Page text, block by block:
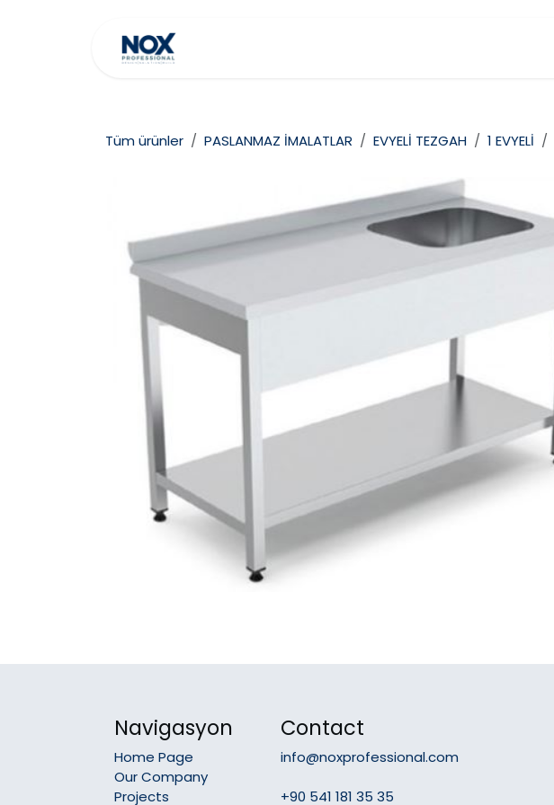
Tüm ürünler PASLANMAZ İMALATLAR EVYELİ TEZGAH 1 EVYELİ
Navigasyon
Home Page
Our Company
Projects
Contact
info@noxprofessional.com
+90 541 181 35 35